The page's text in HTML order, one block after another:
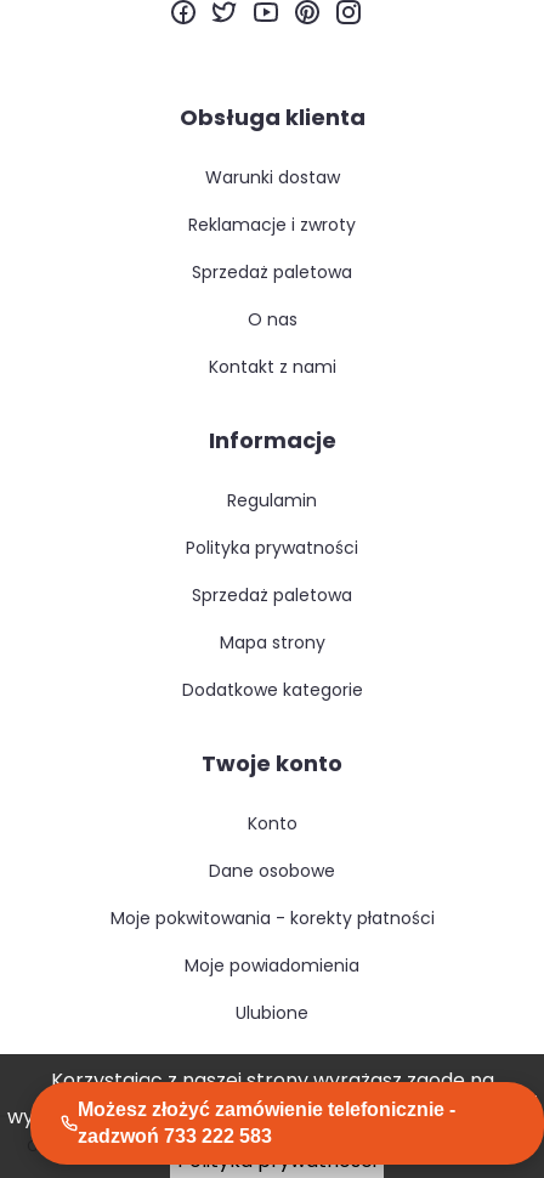
Korzystając z naszej strony wyrażasz zgodę na
wykorzystywanie przez nas plików cookies.
Akceptuję
Polityka prywatności
Możesz złożyć zamówienie telefonicznie -
zadzwoń 733 222 583
Obsługa klienta
warunki dostaw
reklamacje i zwroty
sprzedaż paletowa
o nas
kontakt z nami
Informacje
regulamin
polityka prywatności
sprzedaż paletowa
mapa strony
dodatkowe kategorie
Twoje konto
konto
dane osobowe
moje pokwitowania - korekty płatności
moje powiadomienia
ulubione
Copyright © izosfera.pl. All rights reserved.